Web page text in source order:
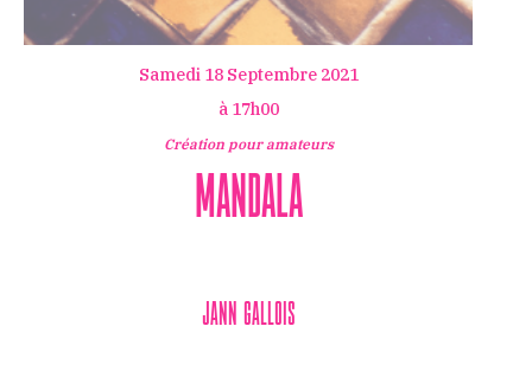
Samedi 18 Septembre 2021
à 17h00
Création pour amateurs
Mandala
Jann Gallois